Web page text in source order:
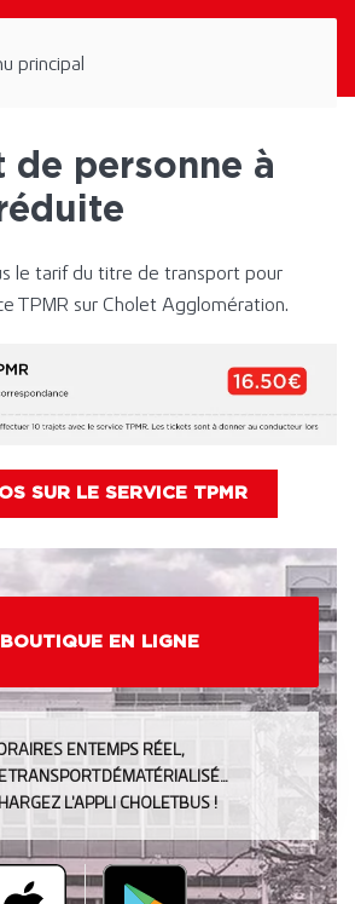
principal
de personne à
le tarif du titre de transport pour
TPMR sur Cholet Agglomération.
SUR LE SERVICE TPMR
BOUTIQUE EN LIGNE
EN TEMPS RÉEL,
TRANSPORT DÉMATÉRIALISÉ…
L’APPLI CHOLETBUS !
cookies